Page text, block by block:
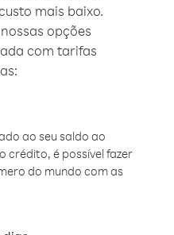
mais baixo.
opções
com tarifas
ao seu saldo ao
crédito, é possível fazer
do mundo com as